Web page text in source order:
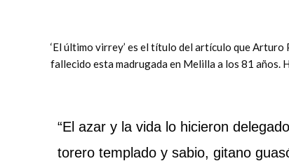
‘El último virrey’ es el título del artículo que Arturo
fallecido esta madrugada en Melilla a los 81 años.
“El azar y la vida lo hicieron
torero templado y sabio, gitano